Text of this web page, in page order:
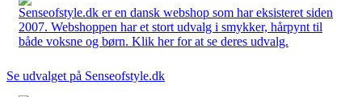
Senseofstyle.dk er en dansk webshop som har eksisteret siden
2007. Webshoppen har et stort udvalg i smykker, hårpynt til
både voksne og børn. Klik her for at se deres udvalg.
Se udvalget på Senseofstyle.dk